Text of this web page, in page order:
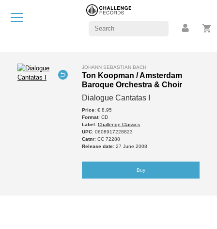
JOHANN SEBASTIAN BACH
Ton Koopman / Amsterdam
Baroque Orchestra & Choir
Dialogue Cantatas I
Price: € 8.95
Format: CD
Label:Challenge Classics
UPC: 0608917228823
Catnr: CC 72288
Release date: 27 June 2008
Buy